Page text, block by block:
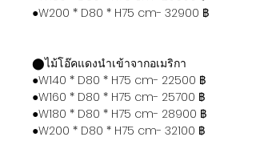
●W200 * D80 * H75 cm- 32900 ฿
⬤ไม้โอ๊คแดงนำเข้าจากอเมริกา
●W140 * D80 * H75 cm- 22500 ฿
●W160 * D80 * H75 cm- 25700 ฿
●W180 * D80 * H75 cm- 28900 ฿
●W200 * D80 * H75 cm- 32100 ฿